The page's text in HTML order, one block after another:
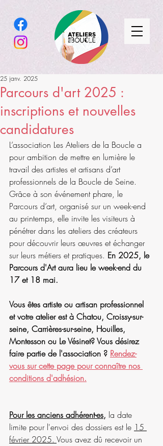
Parcours d'art 2025 :
inscriptions et nouvelles
candidatures
25 janv. 2025
L’association Les Ateliers de la Boucle a
pour ambition de mettre en lumière le
travail des artistes et artisans d’art
professionnels de la Boucle de Seine.
Grâce à son événement phare, le
Parcours d’art, organisé sur un week-end
au printemps, elle invite les visiteurs à
pénétrer dans les ateliers des créateurs
pour découvrir leurs œuvres et échanger
sur leurs métiers et pratiques. En 2025, le
Parcours d'Art aura lieu le week-end du
17 et 18 mai.
Vous êtes artiste ou artisan professionnel
et votre atelier est à Chatou, Croissy-sur-
seine, Carrières-sur-seine, Houilles,
Montesson ou Le Vésinet? Vous désirez
faire partie de l'association ? Rendez-
vous sur cette page pour connaître nos
conditions d'adhésion.
Pour les anciens adhérent-es, la date
limite pour l'envoi des dossiers est le 15
février 2025. Vous avez dû recevoir un